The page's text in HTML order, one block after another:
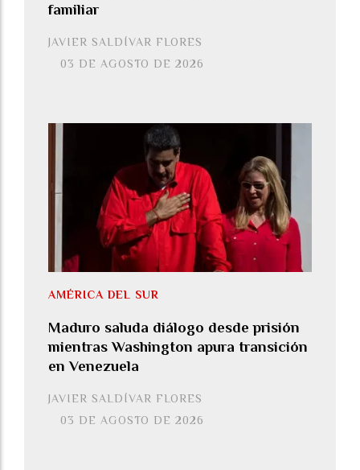
familiar
JAVIER SALDÍVAR FLORES
03 DE AGOSTO DE 2026
Maduro saluda diálogo desde prisión
mientras Washington apura transición
en Venezuela
JAVIER SALDÍVAR FLORES
AMÉRICA DEL SUR
03 DE AGOSTO DE 2026